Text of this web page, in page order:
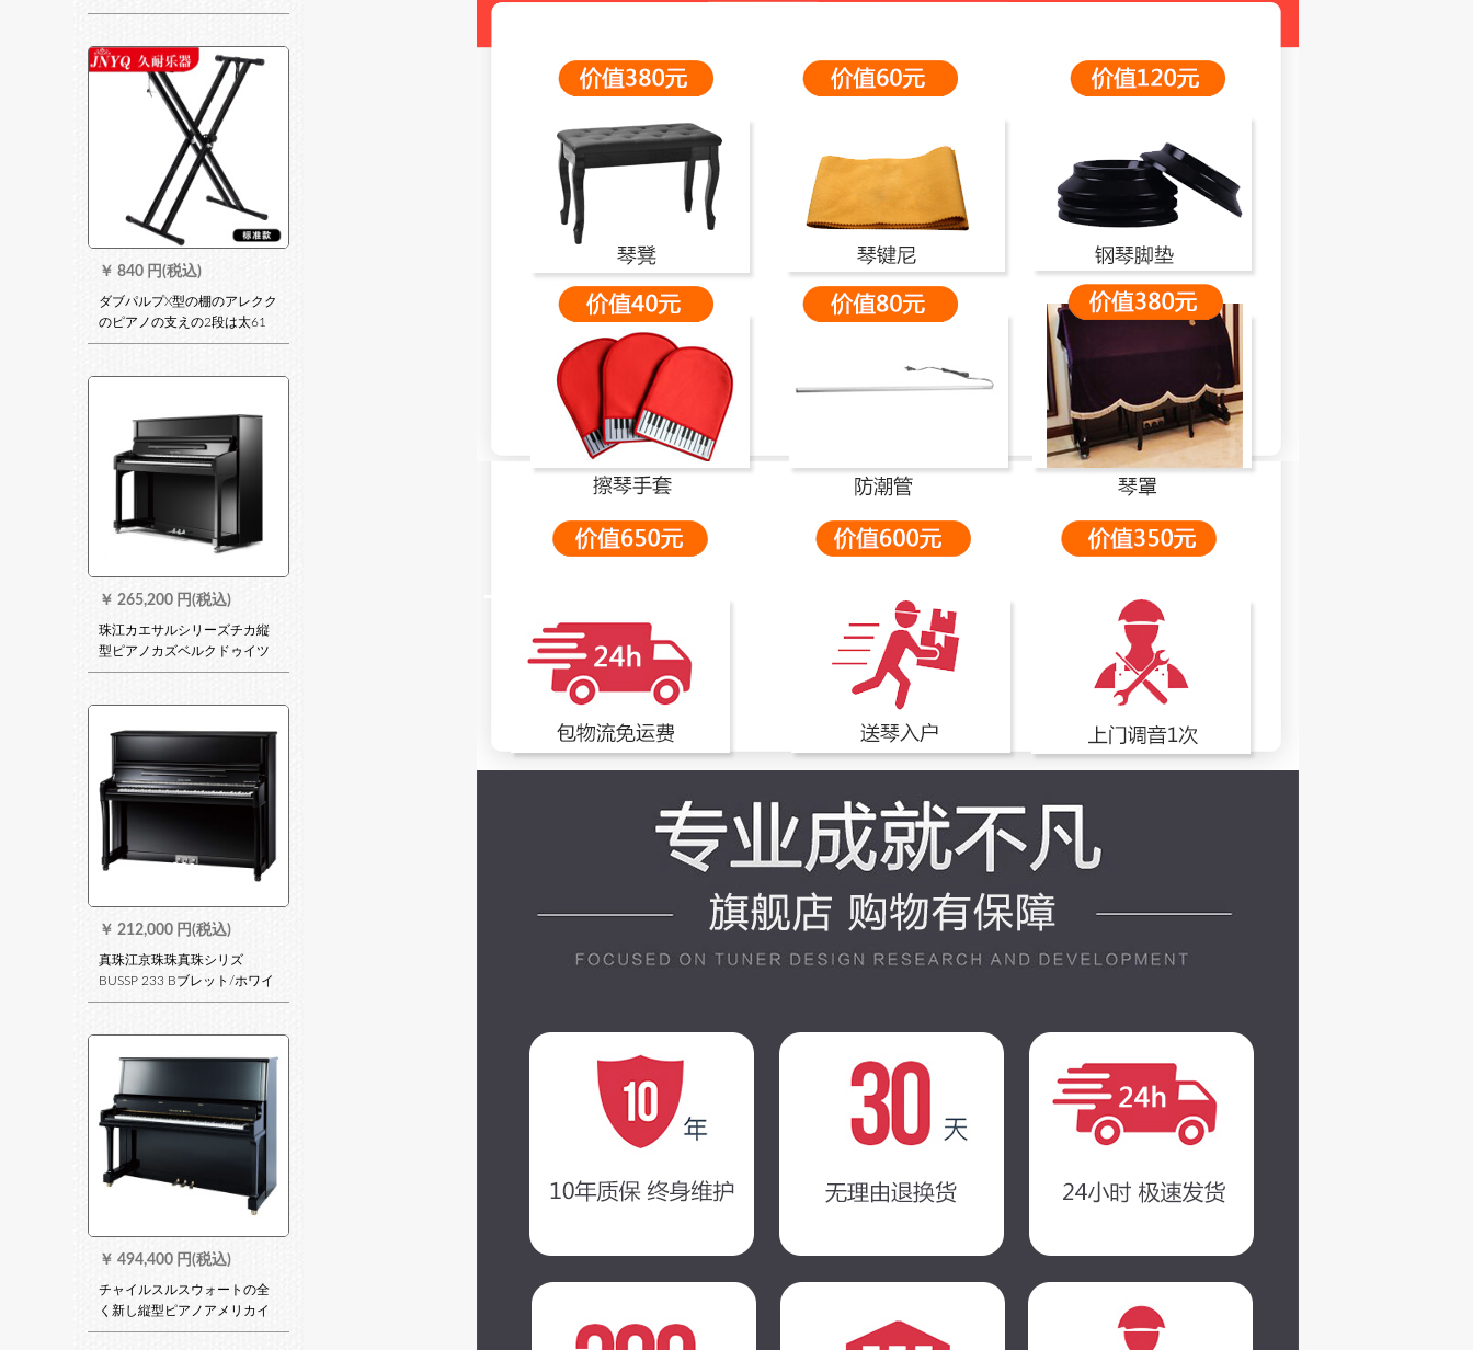
ヶ月前にミニピノの青い電池
￥ 840 円(税込)
ダブパルプX型の棚のアレクク
のピアノの支えの2段は太61
キーボードの88鍵盤をプレし
￥ 265,200 円(税込)
珠江カエサルシリーズチカ縦
型ピアノカズベルクドゥイツ
工芸の新しわざピアノKHA
￥ 212,000 円(税込)
真珠江京珠珠真珠シリズ
BUSSP 233 Bブレット/ホワイ
家庭用教育用縦型ピノホワト
￥ 494,400 円(税込)
チャイルスルスウォートの全
く新し縦型ピアノアメリカイ
ンディーズ・パンチ家庭用演